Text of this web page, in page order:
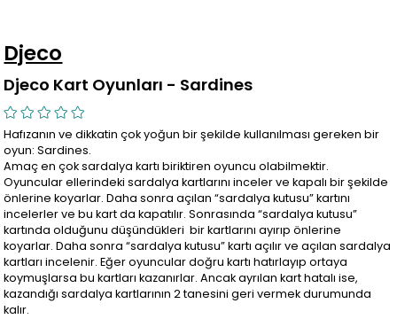
Djeco
Djeco Kart Oyunları - Sardines
Hafızanın ve dikkatin çok yoğun bir şekilde kullanılması gereken bir
oyun: Sardines.
Amaç en çok sardalya kartı biriktiren oyuncu olabilmektir.
Oyuncular ellerindeki sardalya kartlarını inceler ve kapalı bir şekilde
önlerine koyarlar. Daha sonra açılan “sardalya kutusu” kartını
incelerler ve bu kart da kapatılır. Sonrasında “sardalya kutusu”
kartında olduğunu düşündükleri bir kartlarını ayırıp önlerine
koyarlar. Daha sonra “sardalya kutusu” kartı açılır ve açılan sardalya
kartları incelenir. Eğer oyuncular doğru kartı hatırlayıp ortaya
koymuşlarsa bu kartları kazanırlar. Ancak ayrılan kart hatalı ise,
kazandığı sardalya kartlarının 2 tanesini geri vermek durumunda
kalır.